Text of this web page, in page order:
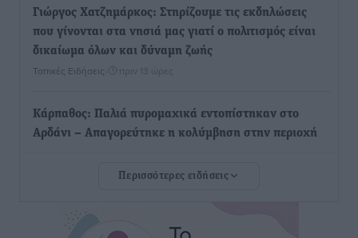
Γιώργος Χατζημάρκος: Στηρίζουμε τις εκδηλώσεις
που γίνονται στα νησιά μας γιατί ο πολιτισμός είναι
δικαίωμα όλων και δύναμη ζωής
Τοπικές Ειδήσεις πριν 13 ώρες
Κάρπαθος: Παλιά πυρομαχικά εντοπίστηκαν στο
Αρδάνι – Απαγορεύτηκε η κολύμβηση στην περιοχή
εφησυχασμού» – Σε πλήρη ετοιμότητα ο μηχανισμός
πριν 15 ώρες
Περισσότερες ειδήσεις